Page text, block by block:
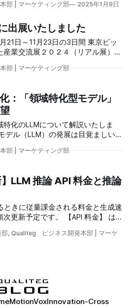
な機材は不要で、自然な表情とリ
できます。 当社ブースの
初出展とい
・メタバース・AIと
る本展示会で、ビジネス向け次世代
をご紹介させていただき
再現する動画生成AIです。まるで
のような自然な表情と圧倒的な存
切り開きます。 主な特徴 *
バター * 高再現度の表情
完
だけます！ * 動画配信や
部 | マーケティング部 2025年1月9日
出展いたしました
業交流展２０２４（リアル展）に
お立ち寄りいただき、誠にありが
グでは、展示会当
せていただきます。 展示会の
名体制で、 エ
ーション「Bestllam 」やLLMセキ
LLM-Audit」 、経産省認定講座
モンストレーションおよびご説
さらに、ステラリン
、このかわいい移動式サイネージ
ースの宣伝もしていただきました！
コー
部 | マーケティング部
：「領域特化型モデル」
化のLLMについて解説いたしま
や用途に特化したLLMの需要が急
の傾向は、オープンソースのLLMに
後ますます加速すると予想されま
用語、文脈を深く理解し、より適
ます。 例えば、医療、
グラミングなど、専門性の高い分野
高い精度と信頼性を提供できる可
ンに適応させる主な方法として、
でモデルの挙動を調整できる利点が
部 | マーケティング部
LLM 推論 API 料金と推論
ときに従量課金される料金と生成速
です。 【API 料金】 は
second )で表示します。 (生成
tokens/s * gpt-4-turbo-
ンあたり $30.00 (約4500円)、 45
turbo-0125: 100万トークンあたり $1.5
部, Qualiteg ビジネス開発本部 | マーケ
MotionVoxInnovation-Cross